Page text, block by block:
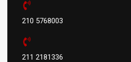
210 5768003
211 2181336